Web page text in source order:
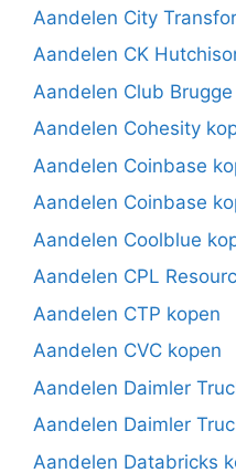
Aandelen City
Aandelen CK
Aandelen Club
Aandelen Cohesity
Aandelen Coinbase
Aandelen Coinbase
Aandelen Coolblue
Aandelen CPL
Aandelen CTP kopen
Aandelen CVC kopen
Aandelen Daimler
Aandelen Daimler
Aandelen Databricks